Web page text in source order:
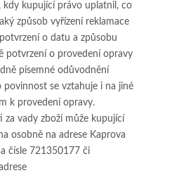
kdy kupující právo uplatnil, co
způsob vyřízení reklamace
o datu a způsobu
potvrzení o provedení opravy
písemné odůvodnění
povinnost se vztahuje i na jiné
k provedení opravy.
za vady zboží může kupující
osobně na adrese Kaprova
čísle 721350177 či